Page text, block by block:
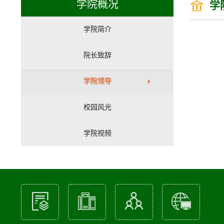
学院概况
学院简介
院长致辞
学院领导
校园风光
学院视频
学